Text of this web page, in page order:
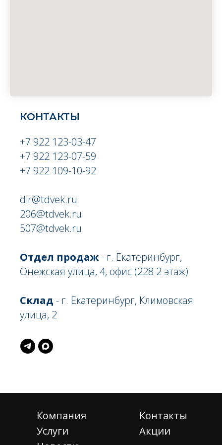
КОНТАКТЫ
+7 922 123-03-47
+7 922 123-07-59
+7 922 109-10-92
dir@tdvek.ru
206@tdvek.ru
507@tdvek.ru
Отдел продаж- г. Екатеринбург,
Онежская улица, 4, офис (228 2 этаж)
Склад - г. Екатеринбург, Климовская
улица, 2
Компания
Услуги
Контакты
Акции